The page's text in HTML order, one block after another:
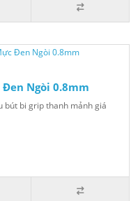
Đen Ngòi 0.8mm
bút bi grip thanh mảnh giá